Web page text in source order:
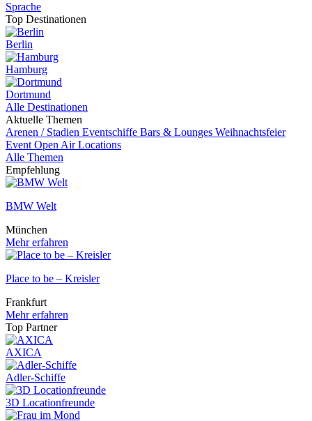
Sprache
Top Destinationen
Berlin
Hamburg
Dortmund
Alle Destinationen
Aktuelle Themen
Arenen / Stadien Eventschiffe Bars & Lounges Weihnachtsfeier
Event Open Air Locations
Alle Themen
Empfehlung
BMW Welt
München
Mehr erfahren
Place to be – Kreisler
Frankfurt
Mehr erfahren
Top Partner
AXICA
Adler-Schiffe
3D Locationfreunde